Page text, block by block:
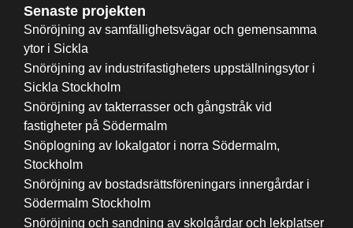
Senaste projekten
Snöröjning av samfällighetsvägar och gemensamma
ytor i Sickla
Snöröjning av industrifastigheters uppställningsytor i
Sickla Stockholm
Snöröjning av takterrasser och gångstråk vid
fastigheter på Södermalm
Snöplogning av lokalgator i norra Södermalm,
Stockholm
Snöröjning av bostadsrättsföreningars innergårdar i
Södermalm Stockholm
Snöröjning och sandning av skolgårdar och lekplatser